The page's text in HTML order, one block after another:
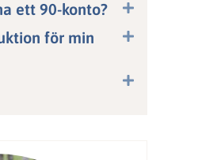
ett 90-konto?
för min